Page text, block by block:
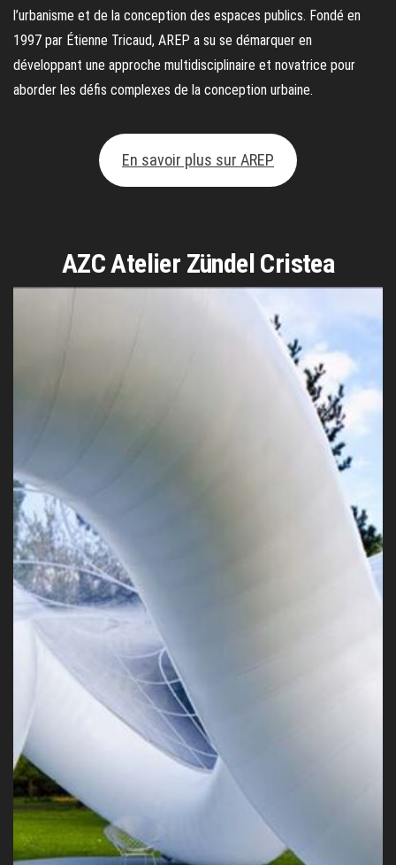
l’urbanisme et de la conception des espaces publics. Fondé en
1997 par Étienne Tricaud, AREP a su se démarquer en
développant une approche multidisciplinaire et novatrice pour
aborder les défis complexes de la conception urbaine.
En savoir plus sur AREP
AZC Atelier Zündel Cristea